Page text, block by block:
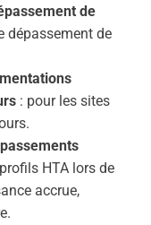
de
dépassement de
: pour les sites
HTA lors de
accrue,